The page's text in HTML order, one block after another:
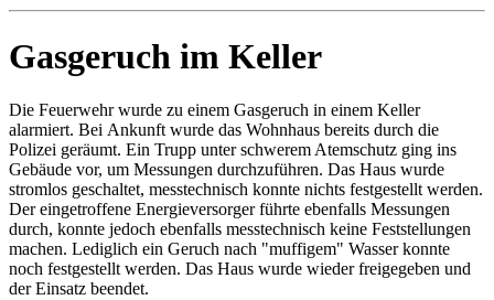
Gasgeruch im Keller
Die Feuerwehr wurde zu einem Gasgeruch in einem Keller
alarmiert. Bei Ankunft wurde das Wohnhaus bereits durch die
Polizei geräumt. Ein Trupp unter schwerem Atemschutz ging ins
Gebäude vor, um Messungen durchzuführen. Das Haus wurde
stromlos geschaltet, messtechnisch konnte nichts festgestellt werden.
Der eingetroffene Energieversorger führte ebenfalls Messungen
durch, konnte jedoch ebenfalls messtechnisch keine Feststellungen
machen. Lediglich ein Geruch nach "muffigem" Wasser konnte
noch festgestellt werden. Das Haus wurde wieder freigegeben und
der Einsatz beendet.